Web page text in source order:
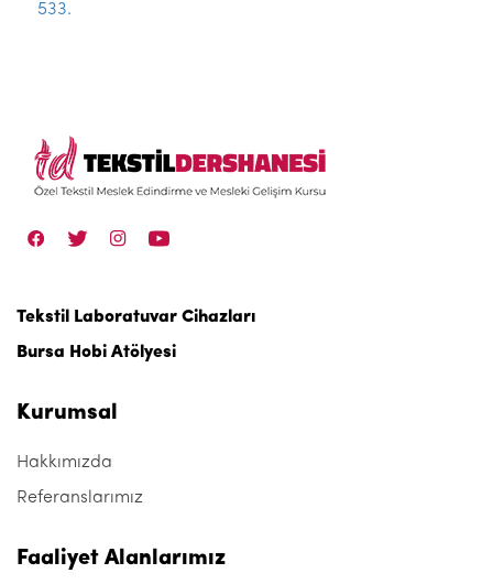
533.
Tekstil Laboratuvar Cihazları
Bursa Hobi Atölyesi
Kurumsal
Hakkımızda
Referanslarımız
Faaliyet Alanlarımız